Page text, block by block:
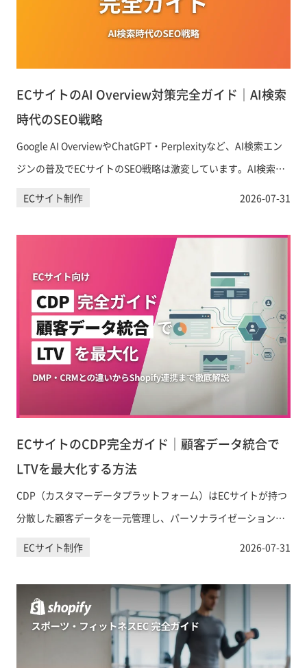
ECサイトのAI Overview対策完全ガイド｜AI検索
時代のSEO戦略
Google AI OverviewやChatGPT・Perplexityなど、AI検索エン
ジンの普及でECサイトのSEO戦略は激変しています。AI検索に
引用・表示されるためのコンテンツ設計と具体的なAIO対策を
ECサイト制作 2026-07-31
ECサイトのCDP完全ガイド｜顧客データ統合で
LTVを最大化する方法
CDP（カスタマーデータプラットフォーム）はECサイトが持つ
分散した顧客データを一元管理し、パーソナライゼーションや
LTV向上に活用するための基盤です。DMP・CRMとの違いから
るべき情報を網羅的に解説します。
ECサイト制作 2026-07-31